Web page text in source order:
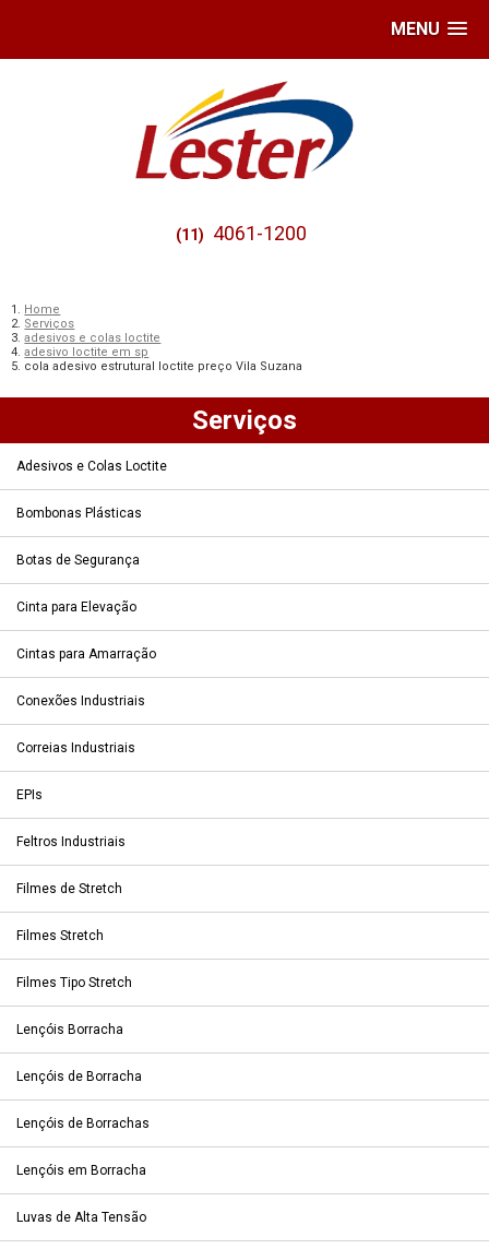
MENU
(11) 4061-1200
Home
Serviços
adesivos e colas loctite
adesivo loctite em sp
cola adesivo estrutural loctite preço Vila Suzana
Serviços
Adesivos e Colas Loctite
Bombonas Plásticas
Botas de Segurança
Cinta para Elevação
Cintas para Amarração
Conexões Industriais
Correias Industriais
EPIs
Feltros Industriais
Filmes de Stretch
Filmes Stretch
Filmes Tipo Stretch
Lençóis Borracha
Lençóis de Borracha
Lençóis de Borrachas
Lençóis em Borracha
Luvas de Alta Tensão